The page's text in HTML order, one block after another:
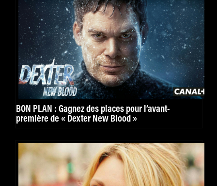
BON PLAN : Gagnez des places pour l’avant-
première de « Dexter New Blood »